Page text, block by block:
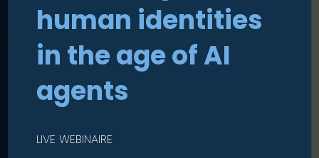
Prêt à réduire le risque humain ?
Discutez de vos challenges
Nous vous écoutons d’abord et vous aidons à
human identities
in the age of AI
agents
LIVE WEBINAIRE